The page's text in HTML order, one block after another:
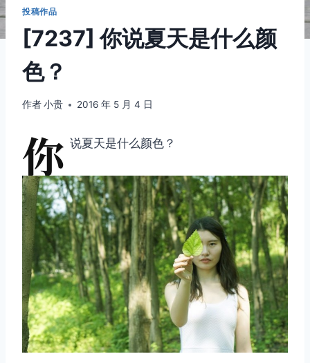
投稿作品
[7237] 你说夏天是什么颜
色？
作者小贵 2016 年 5 月 4 日
你 说夏天是什么颜色？